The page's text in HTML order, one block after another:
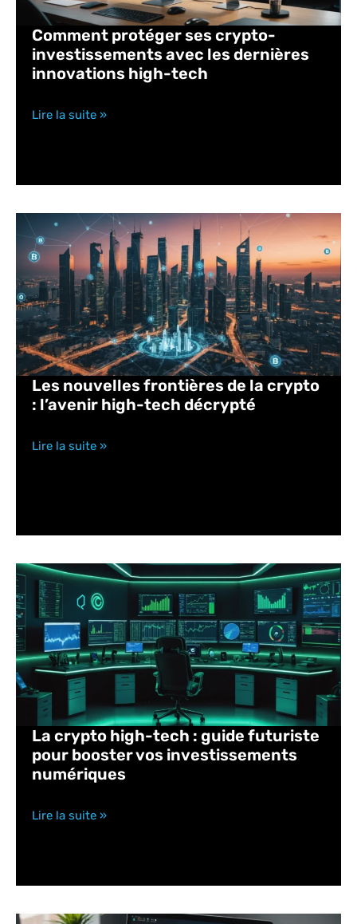
Comment protéger ses crypto-
investissements avec les dernières
innovations high-tech
Lire la suite »
Les nouvelles frontières de la crypto
: l’avenir high-tech décrypté
Lire la suite »
La crypto high-tech : guide futuriste
pour booster vos investissements
numériques
Lire la suite »